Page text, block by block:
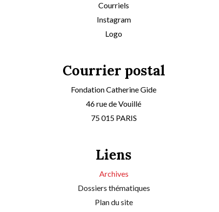
Courriels
Instagram
Logo
Courrier postal
Fondation Catherine Gide
46 rue de Vouillé
75 015 PARIS
Liens
Archives
Dossiers thématiques
Plan du site